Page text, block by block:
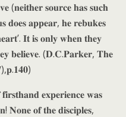
(𝐧𝐞𝐢𝐭𝐡𝐞𝐫 𝐬𝐨𝐮𝐫𝐜𝐞 𝐡𝐚𝐬 𝐬𝐮𝐜𝐡
𝐝𝐨𝐞𝐬 𝐚𝐩𝐩𝐞𝐚𝐫, 𝐡𝐞 𝐫𝐞𝐛𝐮𝐤𝐞𝐬
𝐈𝐭 𝐢𝐬 𝐨𝐧𝐥𝐲 𝐰𝐡𝐞𝐧 𝐭𝐡𝐞𝐲
𝐛𝐞𝐥𝐢𝐞𝐯𝐞. (𝐃.𝐂.𝐏𝐚𝐫𝐤𝐞𝐫, 𝐓𝐡𝐞
𝐞𝐱𝐩𝐞𝐫𝐢𝐞𝐧𝐜𝐞 𝐰𝐚𝐬
𝐍𝐨𝐧𝐞 𝐨𝐟 𝐭𝐡𝐞 𝐝𝐢𝐬𝐜𝐢𝐩𝐥𝐞𝐬,